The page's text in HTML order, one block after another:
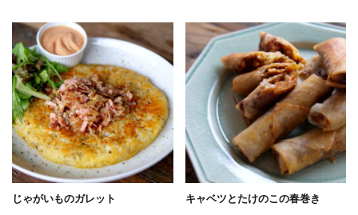
じゃがいものガレット キャベツとたけのこの春巻き